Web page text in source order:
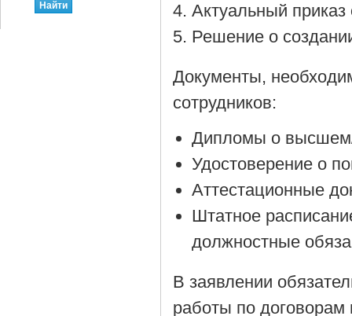
Актуальный приказ
Решение о
Документы,
сотрудников:
Дипломы о
Удостоверение о
Аттестационные
Штатное
должностные
В заявлении
работы по договорам